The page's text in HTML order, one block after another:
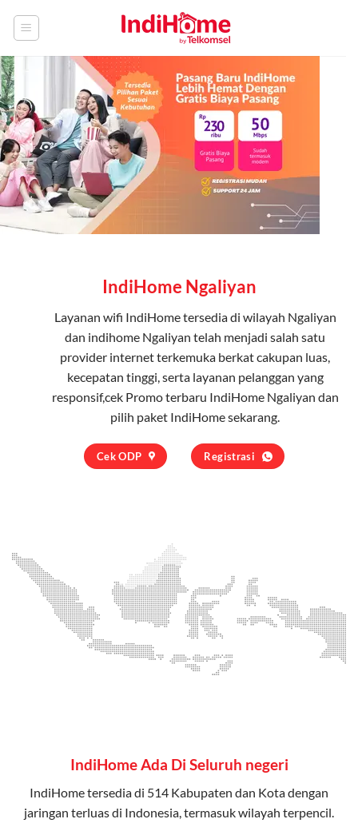
IndiHome Ngaliyan
Layanan wifi IndiHometersedia di wilayah Ngaliyan
dan indihome Ngaliyan telah menjadi salah satu
provider internet terkemuka berkat cakupan luas,
kecepatan tinggi, serta layanan pelanggan yang
responsif,cek Promo terbaru IndiHome Ngaliyan dan
pilih paket IndiHomesekarang.
Cek ODP Registrasi
IndiHome Ada Di Seluruh negeri
IndiHome tersedia di 514 Kabupaten dan Kota dengan
jaringan terluas di Indonesia, termasuk wilayah terpencil.